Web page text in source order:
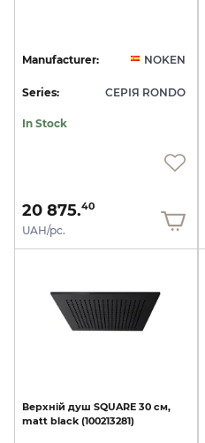
Manufacturer: NOKEN
Series: СЕРІЯ RONDO
In Stock
20 875.40
UAH/pc.
Верхній душ SQUARE 30 см,
matt black (100213281)